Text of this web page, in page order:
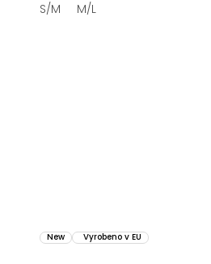
S/M M/L
New Vyrobeno v EU